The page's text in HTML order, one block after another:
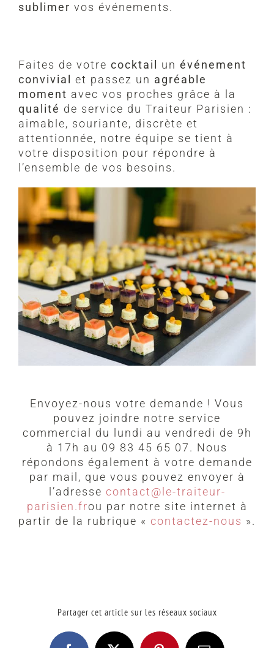
sublimer vos événements.
Faites de votre cocktail un événement
convivial
et passez un agréable
moment avec vos proches grâce à la
qualité de service du Traiteur Parisien :
aimable, souriante, discrète et
attentionnée, notre équipe se tient à
votre disposition pour répondre à
l’ensemble de vos besoins.
Envoyez-nous votre demande ! Vous
pouvez joindre notre service
commercial du lundi au vendredi de 9h
à 17h au 09 83 45 65 07. Nous
répondons également à votre demande
par mail, que vous pouvez envoyer à
l’adresse contact@le-traiteur-
parisien.frou par notre site internet à
partir de la rubrique « contactez-nous ».
Partager cet article sur les réseaux sociaux